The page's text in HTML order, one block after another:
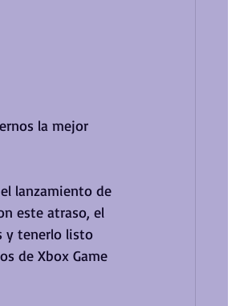
la mejor
lanzamiento de
este atraso, el
y tenerlo listo
de Xbox Game